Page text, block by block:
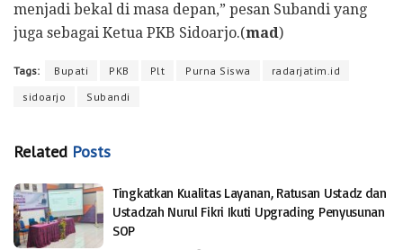
menjadi bekal di masa depan,” pesan Subandi yang
juga sebagai Ketua PKB Sidoarjo.(mad)
Tags: Bupati PKB Plt Purna Siswa
radarjatim.id
sidoarjo
Subandi
Related Posts
Tingkatkan Kualitas Layanan, Ratusan Ustadz dan
Ustadzah Nurul Fikri Ikuti Upgrading Penyusunan
SOP